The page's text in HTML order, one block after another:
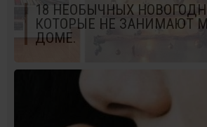
18 НЕОБЫЧНЫХ
КОТОРЫЕ НЕ ЗАНИМАЮТ
ДОМЕ.